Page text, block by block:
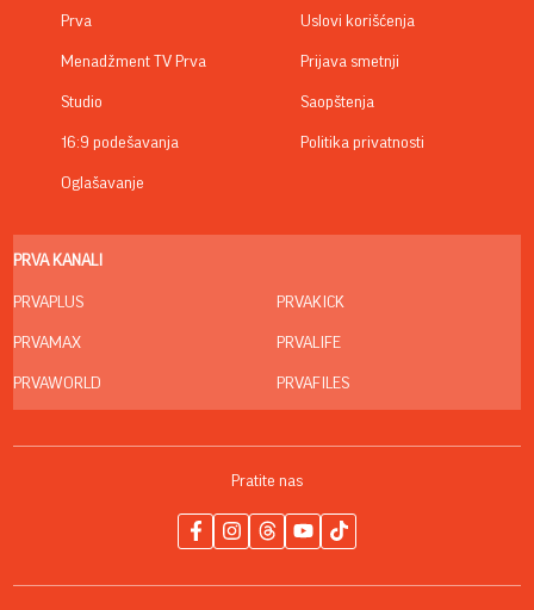
Prva
Menadžment TV Prva
Studio
16:9 podešavanja
Oglašavanje
Uslovi korišćenja
Prijava smetnji
Saopštenja
Politika privatnosti
PRVA KANALI
PRVAPLUS
PRVAMAX
PRVAWORLD
PRVAKICK
PRVALIFE
PRVAFILES
Pratite nas